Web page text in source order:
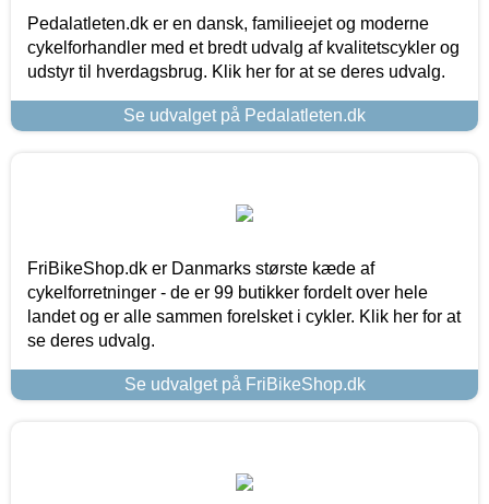
Pedalatleten.dk er en dansk, familieejet og moderne
cykelforhandler med et bredt udvalg af kvalitetscykler og
udstyr til hverdagsbrug. Klik her for at se deres udvalg.
Se udvalget på Pedalatleten.dk
FriBikeShop.dk er Danmarks største kæde af
cykelforretninger - de er 99 butikker fordelt over hele
landet og er alle sammen forelsket i cykler. Klik her for at
se deres udvalg.
Se udvalget på FriBikeShop.dk